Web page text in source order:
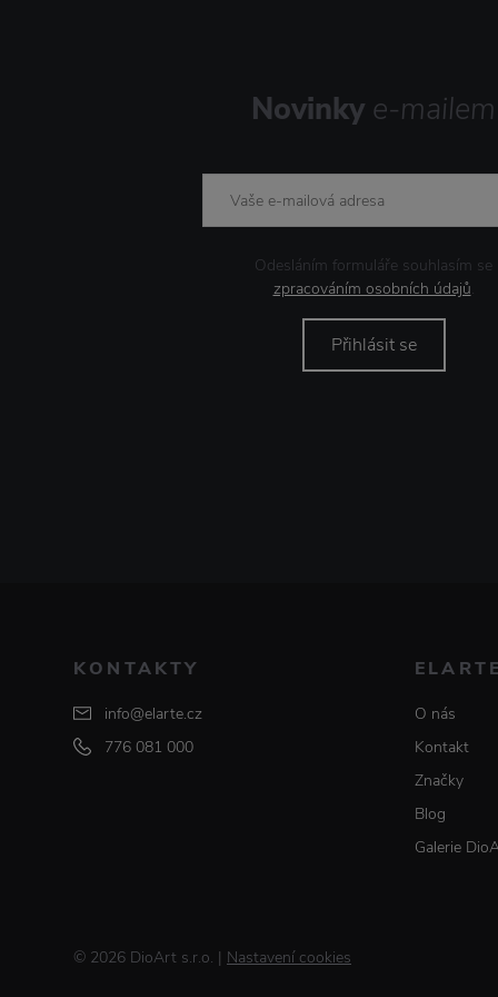
Novinky e-mailem
Odesláním formuláře souhlasím se
zpracováním osobních údajů.
Přihlásit se
KONTAKTY
info@elarte.cz
776 081 000
O nás
Kontakt
Značky
Blog
Galerie
© 2026 DioArt s.r.o. | Nastavení cookies